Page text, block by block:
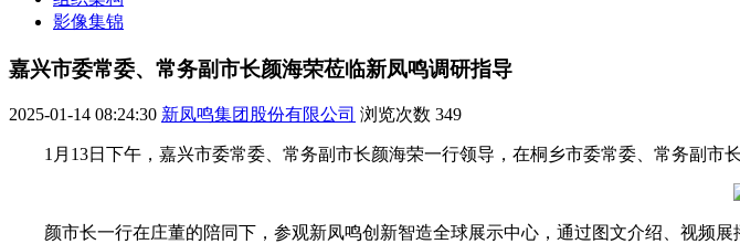
影像集锦
嘉兴市委常委、常务副市长颜海荣莅临新凤鸣调研指导
2025-01-14 08:24:30 新凤鸣集团股份有限公司 浏览次数 349
1月13日下午，嘉兴市委常委、常务副市长颜海荣一行领导，在桐乡市委常委、常务副
颜市长一行在庄董的陪同下，参观新凤鸣创新智造全球展示中心，通过图文介绍、视频